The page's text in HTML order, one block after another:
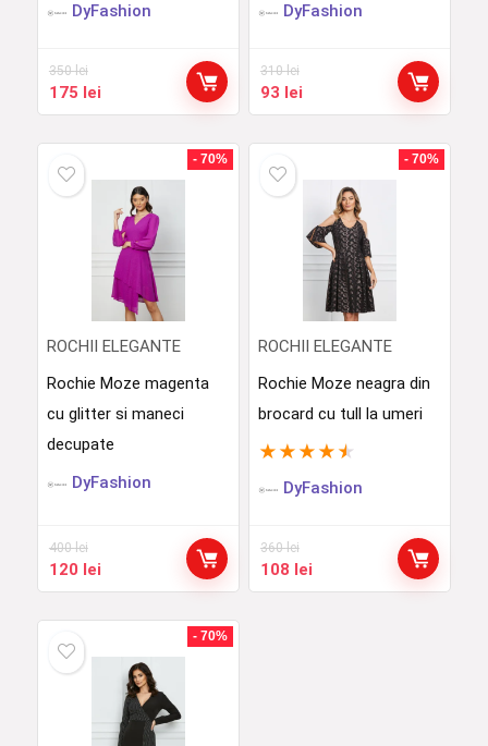
DyFashion
350lei
Prețul
inițial
350 lei.
175 leiPrețul
curent
DyFashion
310lei
Prețul
inițial
310 lei.
93 leiPrețul
curent
- 70%
ROCHII ELEGANTE
Rochie Moze magenta
cu glitter si maneci
decupate
DyFashion
400lei
Prețul
inițial
400 lei.
120 leiPrețul
curent
- 70%
ROCHII ELEGANTE
Rochie Moze neagra din
brocard cu tull la umeri
★ ★ ★ ★ ★
DyFashion
360lei
Prețul
inițial
108 leiPrețul
curent
- 70%